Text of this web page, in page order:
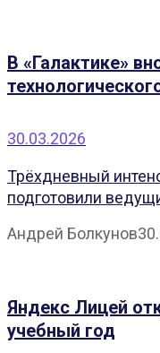
В «Галактике»
30.03.2026
Трёхдневный
подготовили
Андрей Болкунов
Яндекс Лицей
учебный год